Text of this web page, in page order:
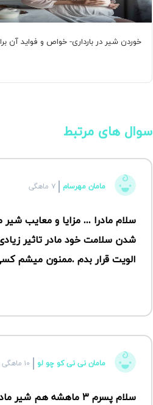
خوردن شیر در بارداری- خواص و فواید آن
سوال های مرتبط
مامان مهرسام ۷ ماهگی
سلام مادرا ... مزایا و معایب
شدن سلامت خود مادر تاثیر
الویت قرار بدم .ممنون میشم
مامان نی نی کو چو لو ۱۰ ماهگی
سلام پسرم ۳ ماهشه